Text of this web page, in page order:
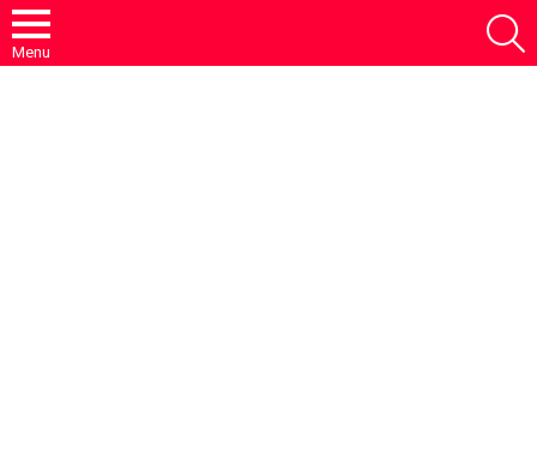
Menu